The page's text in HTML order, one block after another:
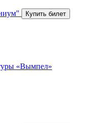
«Вымпел»